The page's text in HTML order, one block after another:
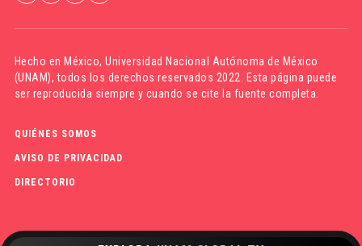
Hecho en México,Universidad Nacional Autónoma de México
(UNAM), todos los derechos reservados 2022. Esta página puede
ser reproducida siempre y cuando se cite la fuente completa.
QUIÉNES SOMOS
AVISO DE PRIVACIDAD
DIRECTORIO